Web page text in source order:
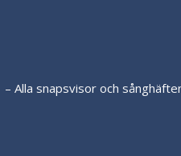
– Alla snapsvisor och